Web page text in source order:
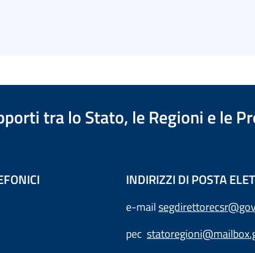
tra lo Stato, le Regioni e le
INDIRIZZI DI POSTA
e-mail
pec